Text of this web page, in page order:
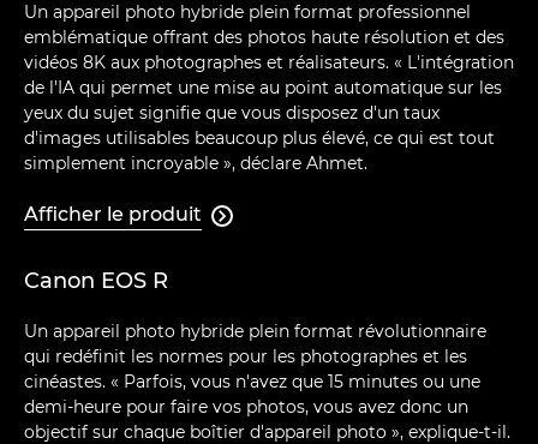
Un appareil photo hybride plein format professionnel
emblématique offrant des photos haute résolution et des
vidéos 8K aux photographes et réalisateurs. « L'intégration
de l'IA qui permet une mise au point automatique sur les
yeux du sujet signifie que vous disposez d'un taux
d'images utilisables beaucoup plus élevé, ce qui est tout
simplement incroyable », déclare Ahmet.
Afficher le produit 
Canon EOS R
Un appareil photo hybride plein format révolutionnaire
qui redéfinit les normes pour les photographes et les
cinéastes. « Parfois, vous n'avez que 15 minutes ou une
demi-heure pour faire vos photos, vous avez donc un
objectif sur chaque boîtier d'appareil photo », explique-t-il.